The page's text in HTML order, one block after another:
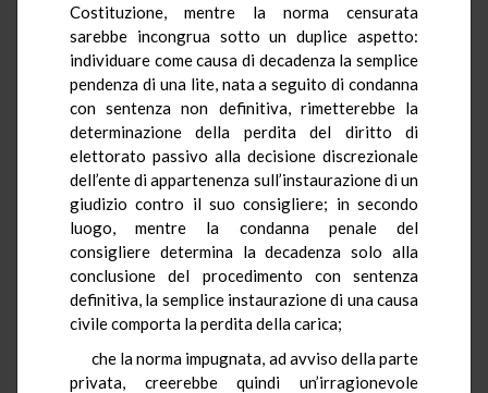
Costituzione, mentre la norma censurata
sarebbe incongrua sotto un duplice aspetto:
individuare come causa di decadenza la semplice
pendenza di una lite, nata a seguito di condanna
con sentenza non definitiva, rimetterebbe la
determinazione della perdita del diritto di
elettorato passivo alla decisione discrezionale
dell’ente di appartenenza sull’instaurazione di un
giudizio contro il suo consigliere; in secondo
luogo, mentre la condanna penale del
consigliere determina la decadenza solo alla
conclusione del procedimento con sentenza
definitiva, la semplice instaurazione di una causa
civile comporta la perdita della carica;
che la norma impugnata, ad avviso della parte
privata, creerebbe quindi un’irragionevole